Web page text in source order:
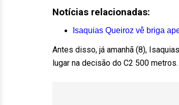
Notícias relacionadas:
Isaquias Queiroz vê briga
Antes disso, já amanhã (8),
lugar na decisão do C2 500